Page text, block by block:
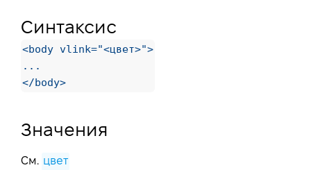
Синтаксис
<body vlink="<цвет>">
...
</body>
Значения
См. цвет